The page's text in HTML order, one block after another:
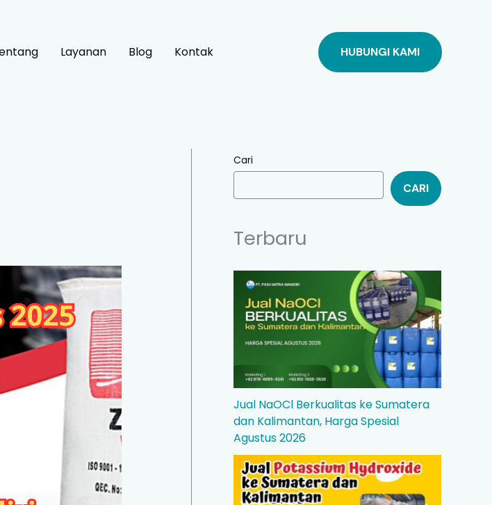
Layanan Blog Kontak HUBUNGI KAMI
Cari
CARI
Terbaru
Jual NaOCl Berkualitas ke Sumatera
dan Kalimantan, Harga Spesial
Agustus 2026